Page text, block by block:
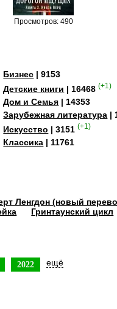
Просмотров: 490
Бизнес | 9153
Детские книги | 16468 (+1)
Дом и Семья | 14353
Зарубежная литература |
Искусство | 3151 (+1)
Классика | 11761
Ленгдон (новый
Гринтаунский цикл
2022 ещё